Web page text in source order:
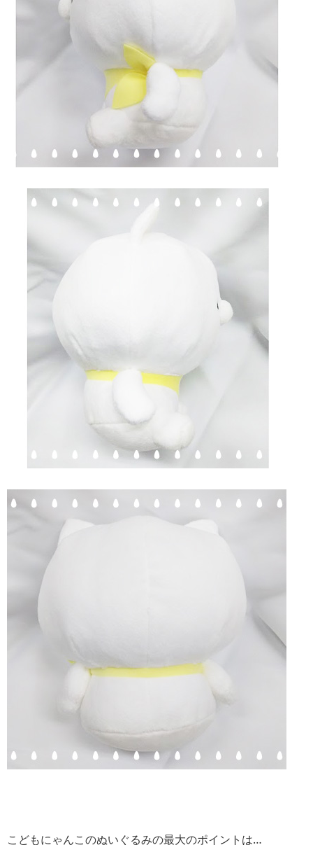
こどもにゃんこのぬいぐるみの最大のポイントは…